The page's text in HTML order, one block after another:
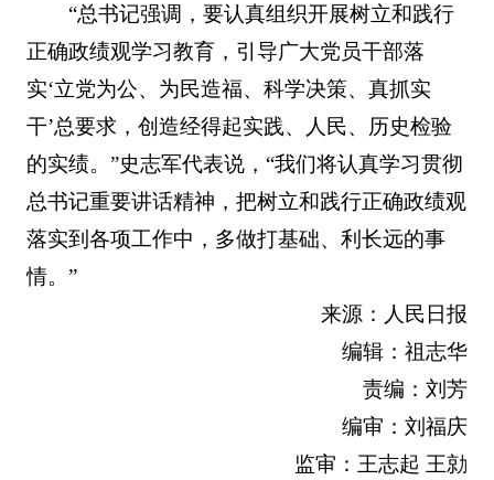
“总书记强调，要认真组织开展树立和践行
正确政绩观学习教育，引导广大党员干部落
实‘立党为公、为民造福、科学决策、真抓实
干’总要求，创造经得起实践、人民、历史检验
的实绩。”史志军代表说，“我们将认真学习贯彻
总书记重要讲话精神，把树立和践行正确政绩观
落实到各项工作中，多做打基础、利长远的事
情。”
来源：人民日报
编辑：祖志华
责编：刘芳
编审：刘福庆
监审：王志起 王勍